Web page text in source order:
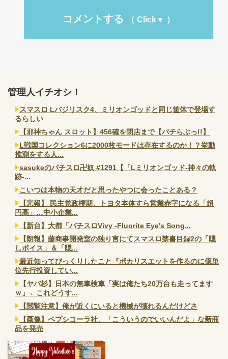
コメントする
管理人イチオシ！
スマスロ Lバジリスク4、ミリオンゴッドと同じ筐体で登場す
るらしい
【邪神ちゃん スロット】456確を閉店まで【パチらぶっ!!】
L戦国コレクション6に2000枚モードは存在するのか！？挙動
推測をする人...
sasukeのパチスロ卍奴 #1291【「Lミリオンゴッド-神々の軌
跡-...
こいつは本物の天才だと思ったやつに会ったことある？
【悲報】 民主党政権期、トヨタ本体すら営業赤字になる「超
円高」…中小企業...
【新台】大都「パチスロVivy -Fluorite Eye's Song...
【朗報】藤商事開発室の独り言にてスマスロ禁書目録2の「隠
しボイス」＆「隠...
最近知ってびっくりしたこと『ポカリスエットを作るのに億単
位先行投資してい...
【ヤバ杉】日本の無車検車「実は俺たち20万台も走ってます
ｗ」←これどうす...
【閲覧注意】俺が近くにいると機械が壊れるんだけどさ
【画像】ペプシコーラ社、「こういうのでいいんだよ」な新商
品を発売